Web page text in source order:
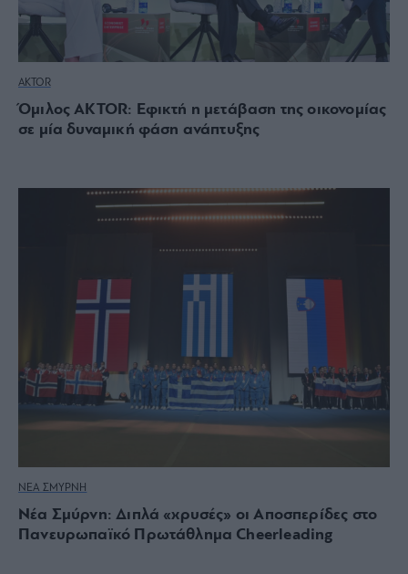
AKTOR
Όμιλος AKTOR: Εφικτή η μετάβαση της οικονομίας
σε μία δυναμική φάση ανάπτυξης
ΝΕΑ ΣΜΥΡΝΗ
Νέα Σμύρνη: Διπλά «χρυσές» οι Αποσπερίδες στο
Πανευρωπαϊκό Πρωτάθλημα Cheerleading